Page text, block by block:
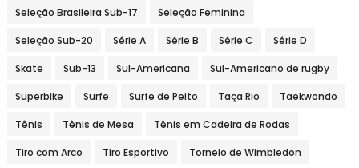
Seleção Brasileira Sub-17 Seleção Feminina
Seleção Sub-20 Série A Série B Série C Série D
Skate Sub-13 Sul-Americana Sul-Americano de rugby
Superbike Surfe Surfe de Peito Taça Rio Taekwondo
Tênis Tênis de Mesa Tênis em Cadeira de Rodas
Tiro com Arco Tiro Esportivo Torneio de Wimbledon